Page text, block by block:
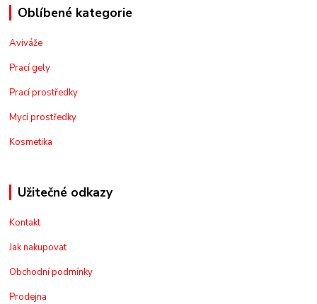
Oblíbené kategorie
Aviváže
Prací gely
Prací prostředky
Mycí prostředky
Kosmetika
Užitečné odkazy
Kontakt
Jak nakupovat
Obchodní podmínky
Prodejna